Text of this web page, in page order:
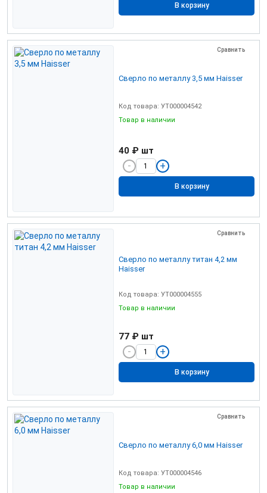
В корзину
Сравнить
Сверло по металлу 3,5 мм Haisser
Код товара: УТ000004542
Товар в наличии
40 ₽ шт
В корзину
Сравнить
Сверло по металлу титан 4,2 мм
Haisser
Код товара: УТ000004555
Товар в наличии
77 ₽ шт
В корзину
Сравнить
Сверло по металлу 6,0 мм Haisser
Код товара: УТ000004546
Товар в наличии